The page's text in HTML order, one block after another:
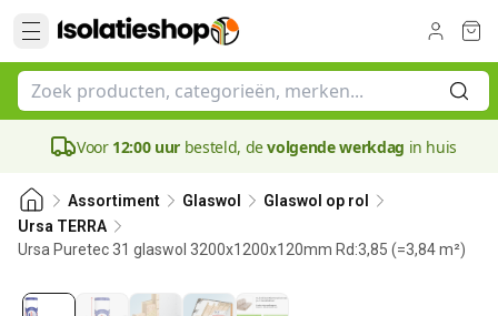
Voor 12:00 uur besteld, devolgende werkdag in huis
Assortiment Glaswol
Glaswol op rol
Ursa TERRA
Ursa Puretec 31 glaswol 3200x1200x120mm Rd:3,85 (=3,84 m²)
120 mm